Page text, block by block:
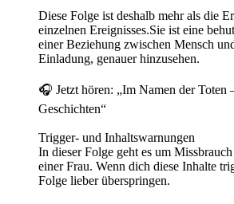
Diese Folge ist deshalb mehr als die
einzelnen Ereignisses.Sie ist eine
einer Beziehung zwischen Mensch
Einladung, genauer hinzusehen.
🎧 Jetzt hören: „Im Namen der Toten
Geschichten“
Trigger- und Inhaltswarnungen
In dieser Folge geht es um
einer Frau. Wenn dich diese Inhalte
Folge lieber überspringen.